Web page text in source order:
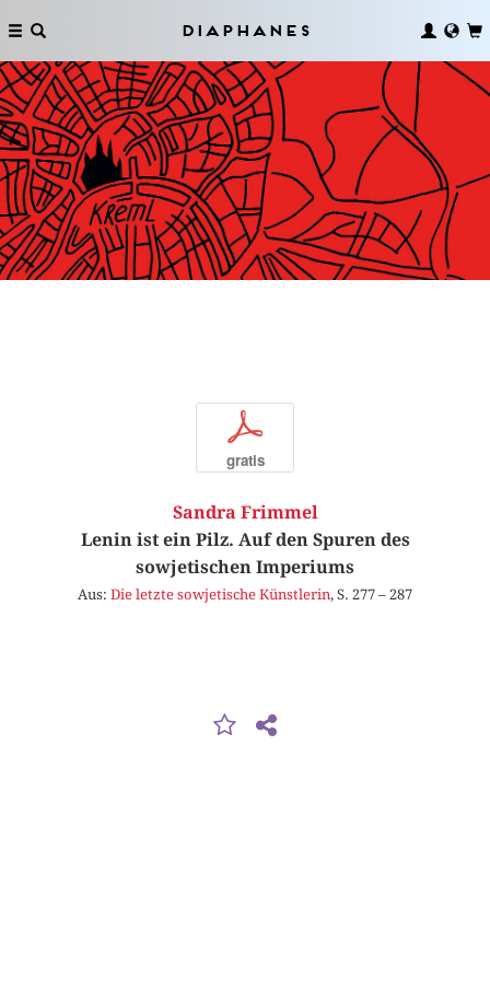
Diaphanes
p
gratis
Sandra Frimmel
Lenin ist ein Pilz. Auf den Spuren des
sowjetischen Imperiums
Aus: Die letzte sowjetische Künstlerin, S. 277 – 287